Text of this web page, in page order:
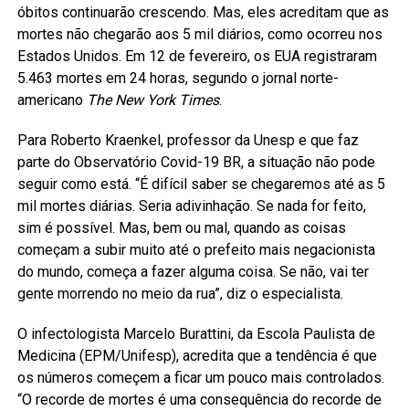
óbitos continuarão crescendo. Mas, eles acreditam que as
mortes não chegarão aos 5 mil diários, como ocorreu nos
Estados Unidos. Em 12 de fevereiro, os EUA registraram
5.463 mortes em 24 horas, segundo o jornal norte-
americano The New York Times.
Para Roberto Kraenkel, professor da Unesp e que faz
parte do Observatório Covid-19 BR, a situação não pode
seguir como está. “É difícil saber se chegaremos até as 5
mil mortes diárias. Seria adivinhação. Se nada for feito,
sim é possível. Mas, bem ou mal, quando as coisas
começam a subir muito até o prefeito mais negacionista
do mundo, começa a fazer alguma coisa. Se não, vai ter
gente morrendo no meio da rua”, diz o especialista.
O infectologista Marcelo Burattini, da Escola Paulista de
Medicina (EPM/Unifesp), acredita que a tendência é que
os números começem a ficar um pouco mais controlados.
“O recorde de mortes é uma consequência do recorde de